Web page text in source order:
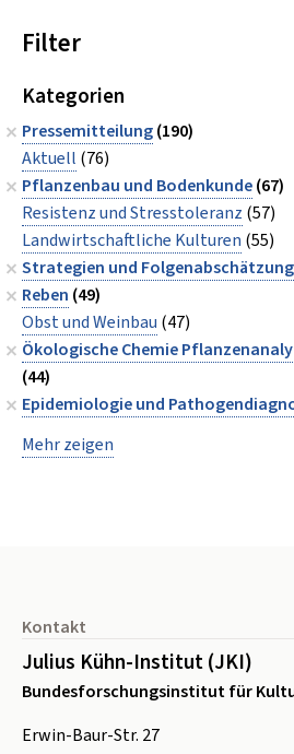
Filter
Kategorien
Pressemitteilung(190)
Aktuell (76)
Pflanzenbau und Bodenkunde(67)
Resistenz und Stresstoleranz (57)
Landwirtschaftliche Kulturen (55)
Strategien und Folgenabschätzung
Reben (49)
Obst und Weinbau (47)
Ökologische Chemie
(44)
Epidemiologie und
Mehr zeigen
Kontakt
Julius Kühn-Institut (JKI)
Bundesforschungsinstitut für
Erwin-Baur-Str. 27